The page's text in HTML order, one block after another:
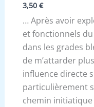
3,50 €
… Après avoir
et fonctionnels
dans les grades
de m’attarder
influence directe
particulièrement
chemin initiatique